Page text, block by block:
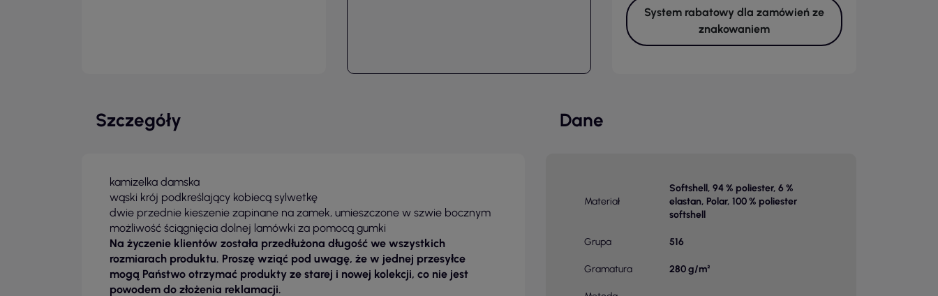
System rabatowy dla zamówień ze
znakowaniem
Szczegóły
kamizelka damska
wąski krój podkreślający kobiecą sylwetkę
dwie przednie kieszenie zapinane na zamek, umieszczone w szwie bocznym
możliwość ściągnięcia dolnej lamówki za pomocą gumki
Na życzenie klientów została przedłużona długość we wszystkich
rozmiarach produktu. Proszę wziąć pod uwagę, że w jednej przesyłce
mogą Państwo otrzymać produkty ze starej i nowej kolekcji, co nie jest
powodem do złożenia reklamacji.
Dane
Materiał
Softshell, 94 % poliester, 6 %
elastan, Polar, 100 % poliester
softshell
Grupa 516
Gramatura 280 g/m²